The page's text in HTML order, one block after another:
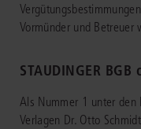
Vormünder und Betreuer
STAUDINGER
Als Nummer 1 unter den
Verlagen Dr. Otto